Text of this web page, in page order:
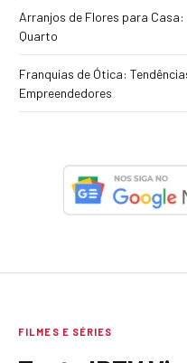
Arranjos de Flores para
Quarto
Franquias de Ótica:
Empreendedores
FILMES E SÉRIES